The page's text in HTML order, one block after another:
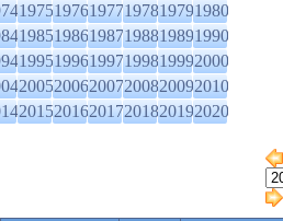
197519761977197819791980
198519861987198819891990
199519961997199819992000
200520062007200820092010
201520162017201820192020